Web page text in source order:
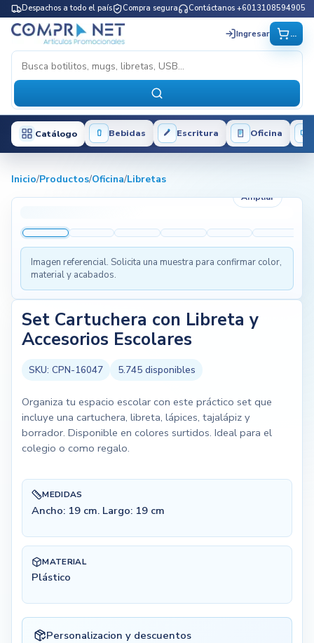
Despachos a todo el país Compra segura Contáctanos +6013108594905
Ingresar ...
Catálogo Bebidas Escritura Oficina
Inicio/Productos/Oficina/Libretas
Ampliar
Imagen referencial. Solicita una muestra para confirmar color,
material y acabados.
Set Cartuchera con Libreta y
Accesorios Escolares
SKU: CPN-16047 5.745disponibles
Organiza tu espacio escolar con este práctico set que
incluye una cartuchera, libreta, lápices, tajalápiz y
borrador. Disponible en colores surtidos. Ideal para el
colegio o como regalo.
MEDIDAS
Ancho: 19 cm. Largo: 19 cm
MATERIAL
Plástico
Personalizacion y descuentos